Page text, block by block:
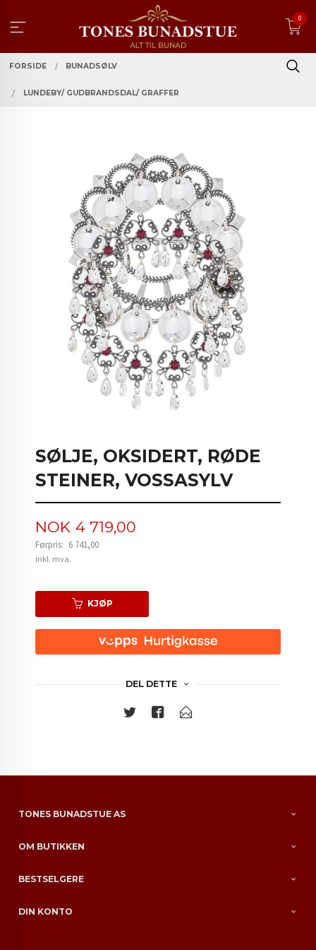
innholdet
0
FORSIDE BUNADSØLV
LUNDEBY/ GUDBRANDSDAL/ GRAFFER
SØLJE, OKSIDERT, RØDE
STEINER, VOSSASYLV
Tilbud
NOK 4 719,00
Førpris: 6 741,00
Rabatt
inkl. mva.
KJØP
DEL DETTE
TONES BUNADSTUE AS
OM BUTIKKEN
BESTSELGERE
DIN KONTO